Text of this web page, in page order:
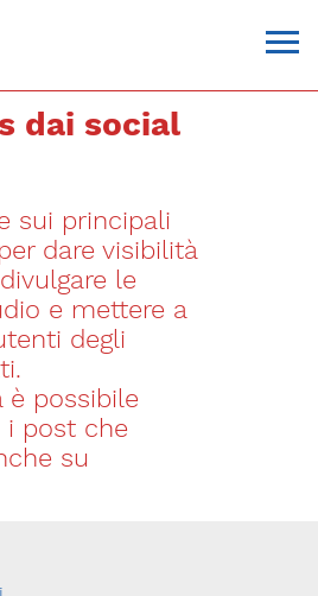
3
dai social
sui principali
dare visibilità
le
e mettere a
degli
è possibile
i post che
su